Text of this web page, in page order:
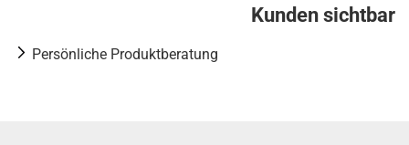
Kunden sichtbar
Persönliche Produktberatung